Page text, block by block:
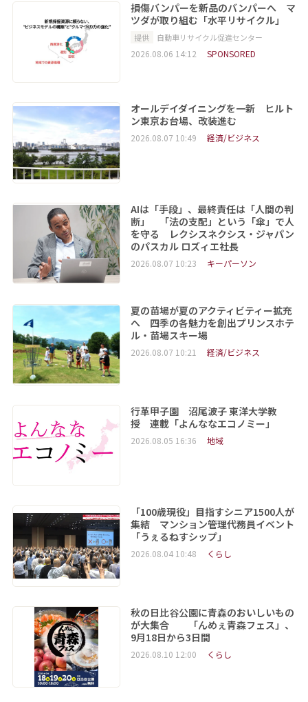
損傷バンパーを新品のバンパーへ マ
ツダが取り組む「水平リサイクル」
提供 自動車リサイクル促進センター
2026.08.06 14:12 SPONSORED
オールデイダイニングを一新 ヒルト
ン東京お台場、改装進む
2026.08.07 10:49 経済/ビジネス
AIは「手段」、最終責任は「人間の判
断」 「法の支配」という「傘」で人
を守る レクシスネクシス・ジャパン
のパスカル ロズィエ社長
2026.08.07 10:23 キーパーソン
夏の苗場が夏のアクティビティー拡充
へ 四季の各魅力を創出プリンスホテ
ル・苗場スキー場
2026.08.07 10:21 経済/ビジネス
行革甲子園 沼尾波子 東洋大学教
授 連載「よんななエコノミー」
2026.08.05 16:36 地域
「100歳現役」目指すシニア1500人が
集結 マンション管理代務員イベント
「うぇるねすシップ」
2026.08.04 10:48 くらし
秋の日比谷公園に青森のおいしいもの
が大集合 「んめぇ青森フェス」、
9月18日から3日間
2026.08.10 12:00 くらし